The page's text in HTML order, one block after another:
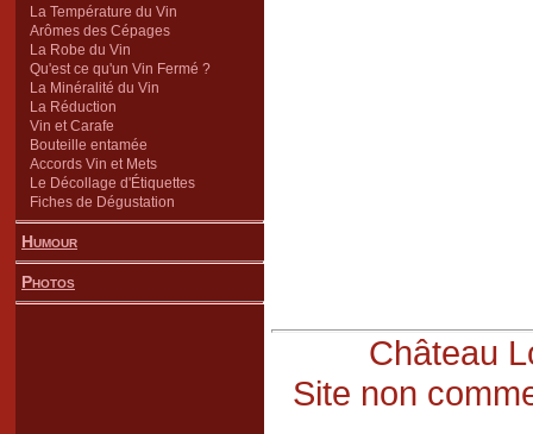
La Température du Vin
Arômes des Cépages
La Robe du Vin
Qu'est ce qu'un Vin Fermé ?
La Minéralité du Vin
La Réduction
Vin et Carafe
Bouteille entamée
Accords Vin et Mets
Le Décollage d'Étiquettes
Fiches de Dégustation
Humour
Photos
Château
Site non